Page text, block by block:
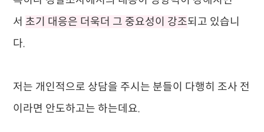
서 초기 대응은 더욱더 그 중요성이 강조되고 있습니
다.
저는 개인적으로 상담을 주시는 분들이 다행히 조사 전
이라면 안도하고는 하는데요.